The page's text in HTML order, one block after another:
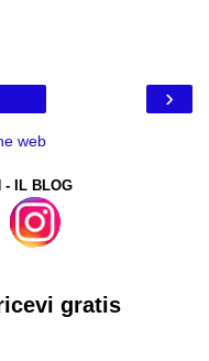
›
web
- IL BLOG
gratis